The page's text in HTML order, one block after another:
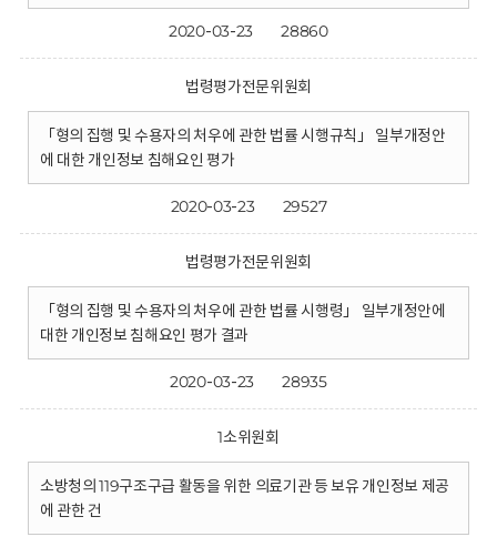
2020-03-23 28860
법령평가전문위원회
「형의 집행 및 수용자의 처우에 관한 법률 시행규칙」 일부개정안
에 대한 개인정보 침해요인 평가
2020-03-23 29527
법령평가전문위원회
「형의 집행 및 수용자의 처우에 관한 법률 시행령」 일부개정안에
대한 개인정보 침해요인 평가 결과
2020-03-23 28935
1소위원회
소방청의 119구조구급 활동을 위한 의료기관 등 보유 개인정보 제공
에 관한 건